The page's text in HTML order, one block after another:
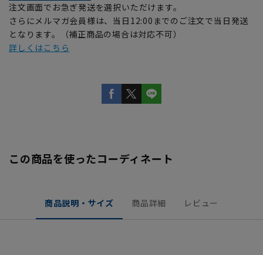
注文画面でお急ぎ発送を選択いただけます。
さらにメルマガ会員様は、当日12:00までのご注文で当日発送
となります。（補正商品の場合は対応不可）
詳しくはこちら
この商品を使ったコーディネート
商品説明・サイズ 商品詳細 レビュー